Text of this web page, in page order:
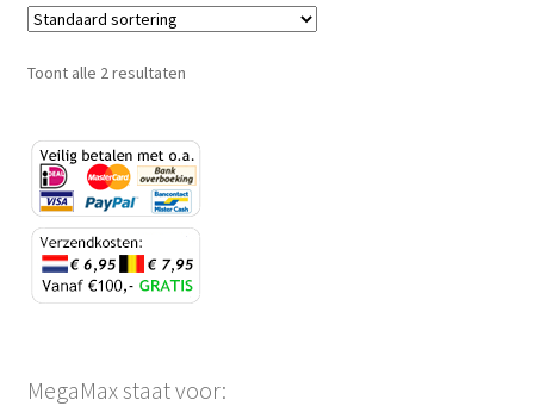
Toont alle 2 resultaten
MegaMax staat voor: